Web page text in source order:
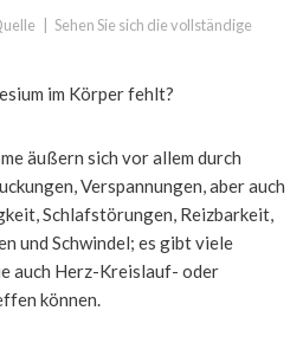
Sehen Sie sich die vollständige
im Körper fehlt?
äußern sich vor allem durch
Verspannungen, aber auch
Schlafstörungen, Reizbarkeit,
und Schwindel; es gibt viele
auch Herz-Kreislauf- oder
können.